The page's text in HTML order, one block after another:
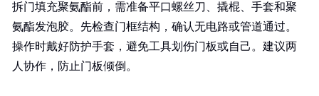
拆门填充聚氨酯前，需准备平口螺丝刀、撬棍、手套和聚
氨酯发泡胶。先检查门框结构，确认无电路或管道通过。
操作时戴好防护手套，避免工具划伤门板或自己。建议两
人协作，防止门板倾倒。